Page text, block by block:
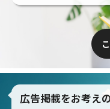
広告掲載をお考え